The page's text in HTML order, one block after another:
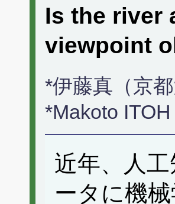
Is the river
viewpoint
*伊藤真（京都
*Makoto
近年、人
ータに機